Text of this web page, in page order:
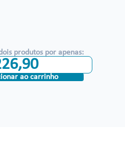
produtos por apenas:
,90
ao carrinho